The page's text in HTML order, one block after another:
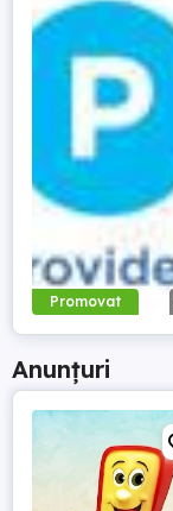
Promovat
Anunțuri